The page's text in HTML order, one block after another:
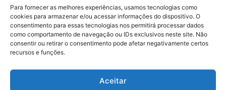
Para fornecer as melhores experiências, usamos tecnologias como
cookies para armazenar e/ou acessar informações do dispositivo. O
consentimento para essas tecnologias nos permitirá processar dados
como comportamento de navegação ou IDs exclusivos neste site. Não
consentir ou retirar o consentimento pode afetar negativamente certos
recursos e funções.
Aceitar
11 3329-7999
salesianos@idb.org.br
Praça Coronel Fernando Prestes, 233